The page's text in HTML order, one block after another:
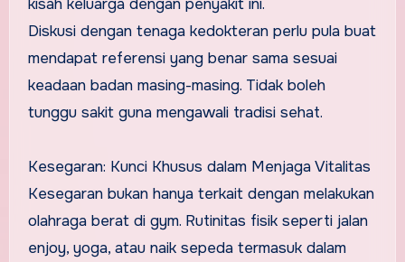
Diskusi dengan tenaga kedokteran perlu pula buat
mendapat referensi yang benar sama sesuai
keadaan badan masing-masing. Tidak boleh
tunggu sakit guna mengawali tradisi sehat.
Kesegaran: Kunci Khusus dalam Menjaga Vitalitas
Kesegaran bukan hanya terkait dengan melakukan
olahraga berat di gym. Rutinitas fisik seperti jalan
enjoy, yoga, atau naik sepeda termasuk dalam